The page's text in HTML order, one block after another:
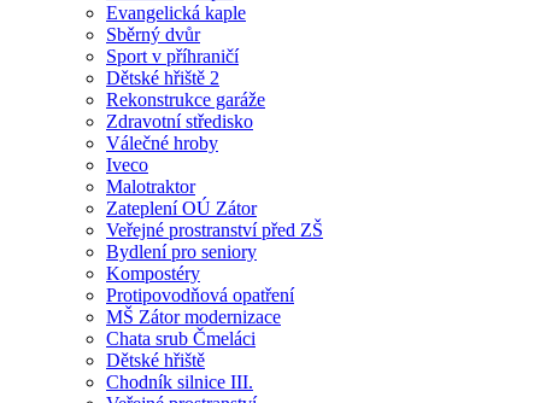
Evangelická kaple
Sběrný dvůr
Sport v příhraničí
Dětské hřiště 2
Rekonstrukce garáže
Zdravotní středisko
Válečné hroby
Iveco
Malotraktor
Zateplení OÚ Zátor
Veřejné prostranství před ZŠ
Bydlení pro seniory
Kompostéry
Protipovodňová opatření
MŠ Zátor modernizace
Chata srub Čmeláci
Dětské hřiště
Chodník silnice III.